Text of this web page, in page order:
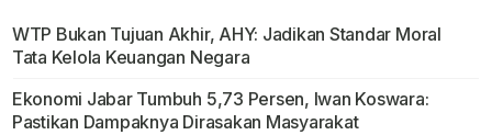
WTP Bukan Tujuan Akhir, AHY: Jadikan Standar Moral
Tata Kelola Keuangan Negara
Ekonomi Jabar Tumbuh 5,73 Persen, Iwan Koswara:
Pastikan Dampaknya Dirasakan Masyarakat